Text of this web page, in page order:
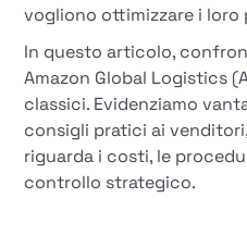
vogliono ottimizzare i loro
In questo articolo,
Amazon Global Logistics
classici. Evidenziamo
consigli pratici ai
riguarda i costi, le
controllo strategico.